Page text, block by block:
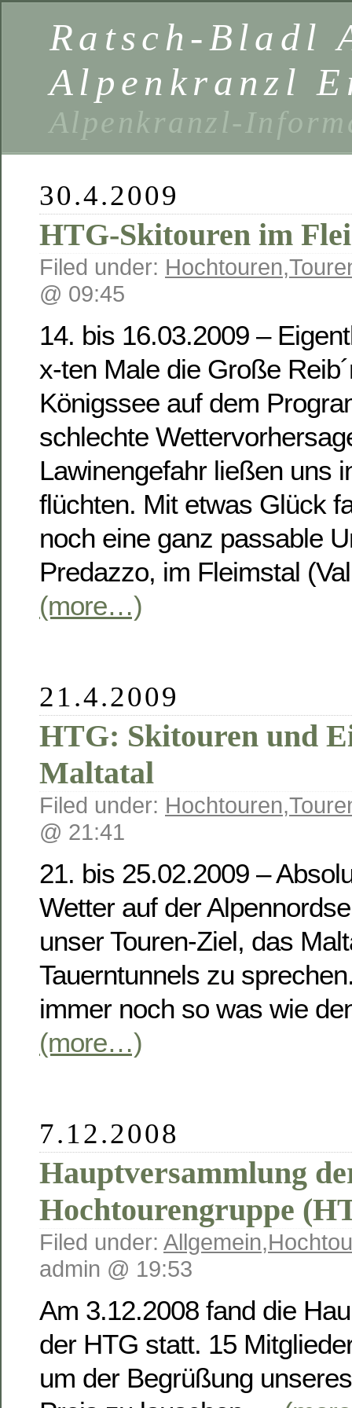
Ratsch-Bladl
Alpenkranzl
Alpenkranzl-
30.4.2009
HTG-Skitouren im
Filed under: Hochtouren,
@ 09:45
14. bis 16.03.2009 –
x-ten Male die Große
Königssee auf dem
schlechte
Lawinengefahr ließen uns
flüchten. Mit etwas Glück
noch eine ganz passable
Predazzo, im Fleimstal
(more…)
21.4.2009
HTG: Skitouren und
Maltatal
Filed under: Hochtouren,
@ 21:41
21. bis 25.02.2009 –
Wetter auf der
unser Touren-Ziel, das
Tauerntunnels zu
immer noch so was wie
(more…)
7.12.2008
Hauptversammlung
Hochtourengruppe
Filed under: Allgemein,
admin @ 19:53
Am 3.12.2008 fand die
der HTG statt. 15
um der Begrüßung